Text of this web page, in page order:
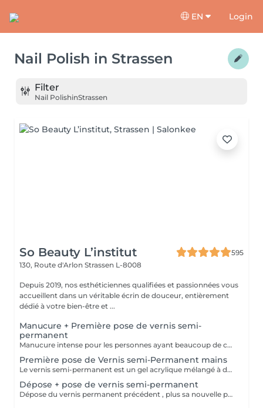
EN Login
Nail Polish in Strassen
Filter
Nail PolishinStrassen
So Beauty L’institut
595
130, Route d'Arlon Strassen L-8008
Depuis 2019, nos esthéticiennes qualifiées et passionnées vous
accueillent dans un véritable écrin de douceur, entièrement
dédié à votre bien-être et ...
Manucure + Première pose de vernis semi-
permanent
Manucure intense pour les personnes ayant beaucoup de cuticules + appliquer vernis semi permanent.
Première pose de Vernis semi-Permanent mains
Le vernis semi-permanent est un gel acrylique mélangé à du vernis, appliqué sur l'ongle et durci par des UV. Il a la même texture qu'un vernis classique, est aussi liquide et a encore plus de brillance. Il reste impeccable, sans ternir et sans s'écailler jusqu'à 18 jours.
Dépose + pose de vernis semi-permanent
Dépose du vernis permanent précédent , plus sa nouvelle pose.